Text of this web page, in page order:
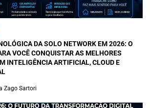
DA SOLO NETWORK EM 2026: O
VOCÊ CONQUISTAR AS MELHORES
INTELIGÊNCIA ARTIFICIAL, CLOUD E
Zago Sartori